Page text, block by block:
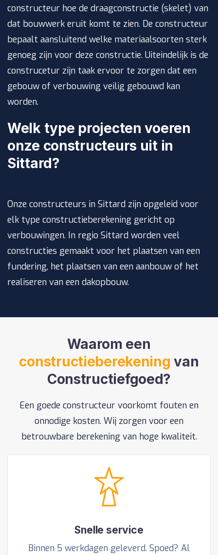
constructeur hoe de draagconstructie (skelet) van
dat bouwwerk eruit komt te zien. De constructeur
bepaalt aansluitend welke materiaalsoorten sterk
genoeg zijn voor deze constructie. Uiteindelijk is de
construcetur zijn taak ervoor te zorgen dat een
gebouw of verbouwing veilig gebouwd kan
worden.
Welk type projecten voeren
onze constructeurs uit in
Sittard?
Onze constructeurs in Sittard zijn opgeleid voor
elk type constructieberekening gericht op
verbouwingen. In regio Sittard worden veel
constructies gemaakt voor het plaatsen van een
fundering, het plaatsen van een aanbouw of het
realiseren van een dakopbouw.
Waarom een
constructieberekening van
Constructiefgoed?
Een goede constructeur voorkomt fouten en
onnodige kosten. Wij zorgen voor een
betrouwbare berekening van hoge kwaliteit.
Snelle service
Binnen 5 werkdagen geleverd. Spoed? Al